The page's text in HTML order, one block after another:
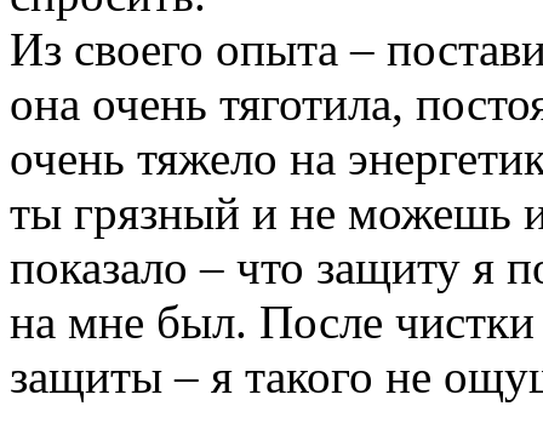
Из своего опыта –
она очень тяготила,
очень тяжело на
ты грязный и не можешь
показало – что защиту я
на мне был. После
защиты – я такого не